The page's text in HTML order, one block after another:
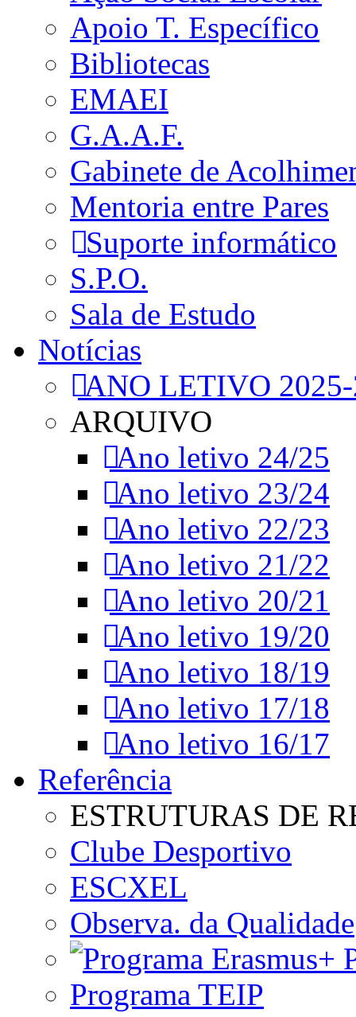
Apoio T. Específico
Bibliotecas
EMAEI
G.A.A.F.
Gabinete de
Mentoria entre Pares
Suporte informático
S.P.O.
Sala de Estudo
Notícias
ANO LETIVO
ARQUIVO
Ano letivo 24/25
Ano letivo 23/24
Ano letivo 22/23
Ano letivo 21/22
Ano letivo 20/21
Ano letivo 19/20
Ano letivo 18/19
Ano letivo 17/18
Ano letivo 16/17
Referência
ESTRUTURAS DE
Clube Desportivo
ESCXEL
Observa. da Qualidade
Programa TEIP